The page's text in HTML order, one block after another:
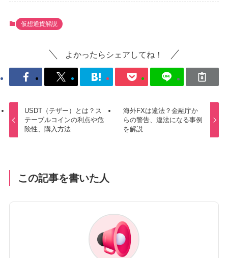
仮想通貨解説
よかったらシェアしてね！
USDT（テザー）とは？ス
テーブルコインの利点や危
険性、購入方法
海外FXは違法？金融庁か
らの警告、違法になる事例
を解説
この記事を書いた人